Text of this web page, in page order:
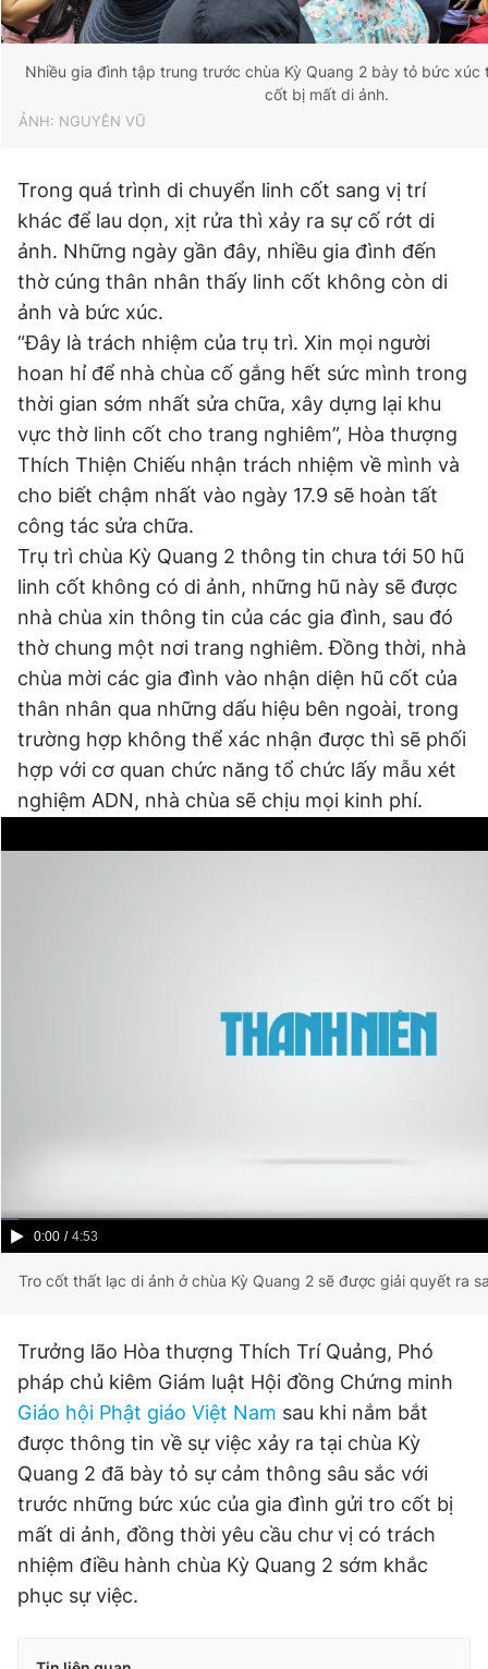
Nhiều gia đình tập trung trước chùa Kỳ Quang 2 bày tỏ bức xúc
cốt bị mất di ảnh.
ẢNH: NGUYÊN VŨ
Trong quá trình di chuyển linh cốt sang vị trí
khác để lau dọn, xịt rửa thì xảy ra sự cố rớt di
ảnh. Những ngày gần đây, nhiều gia đình đến
thờ cúng thân nhân thấy linh cốt không còn di
ảnh và bức xúc.
“Đây là trách nhiệm của trụ trì. Xin mọi người
hoan hỉ để nhà chùa cố gắng hết sức mình trong
thời gian sớm nhất sửa chữa, xây dựng lại khu
vực thờ linh cốt cho trang nghiêm”, Hòa thượng
Thích Thiện Chiếu nhận trách nhiệm về mình và
cho biết chậm nhất vào ngày 17.9 sẽ hoàn tất
công tác sửa chữa.
Trụ trì chùa Kỳ Quang 2 thông tin chưa tới 50 hũ
linh cốt không có di ảnh, những hũ này sẽ được
nhà chùa xin thông tin của các gia đình, sau đó
thờ chung một nơi trang nghiêm. Đồng thời, nhà
chùa mời các gia đình vào nhận diện hũ cốt của
thân nhân qua những dấu hiệu bên ngoài, trong
trường hợp không thể xác nhận được thì sẽ phối
hợp với cơ quan chức năng tổ chức lấy mẫu xét
nghiệm ADN, nhà chùa sẽ chịu mọi kinh phí.
Current
0:00 / Duration
4:53
Tro cốt thất lạc di ảnh ở chùa Kỳ Quang 2 sẽ được giải quyết ra
Trưởng lão Hòa thượng Thích Trí Quảng, Phó
pháp chủ kiêm Giám luật Hội đồng Chứng minh
Giáo hội Phật giáo Việt Nam sau khi nắm bắt
được thông tin về sự việc xảy ra tại chùa Kỳ
Quang 2 đã bày tỏ sự cảm thông sâu sắc với
trước những bức xúc của gia đình gửi tro cốt bị
mất di ảnh, đồng thời yêu cầu chư vị có trách
nhiệm điều hành chùa Kỳ Quang 2 sớm khắc
phục sự việc.